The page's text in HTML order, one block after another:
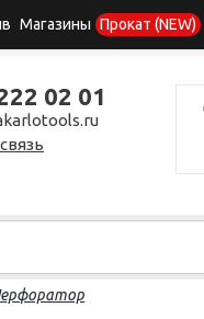
Магазины Прокат (NEW)
02 01